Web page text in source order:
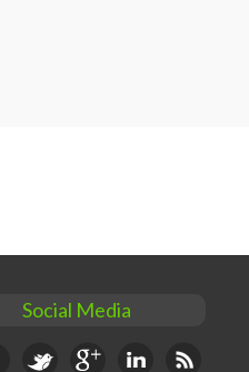
Social Media
Twitter Google+ Linkedin RSS